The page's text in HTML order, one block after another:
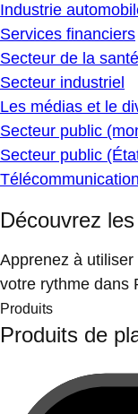
Industrie
Services financiers
Secteur de la santé
Secteur industriel
Les médias et le
Secteur public
Secteur public
Découvrez
Apprenez à
votre rythme dans
Produits
Produits de